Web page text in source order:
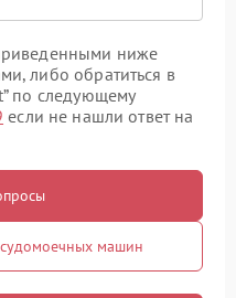
ниже
либо обратиться в
по следующему
если не нашли ответ на
машин